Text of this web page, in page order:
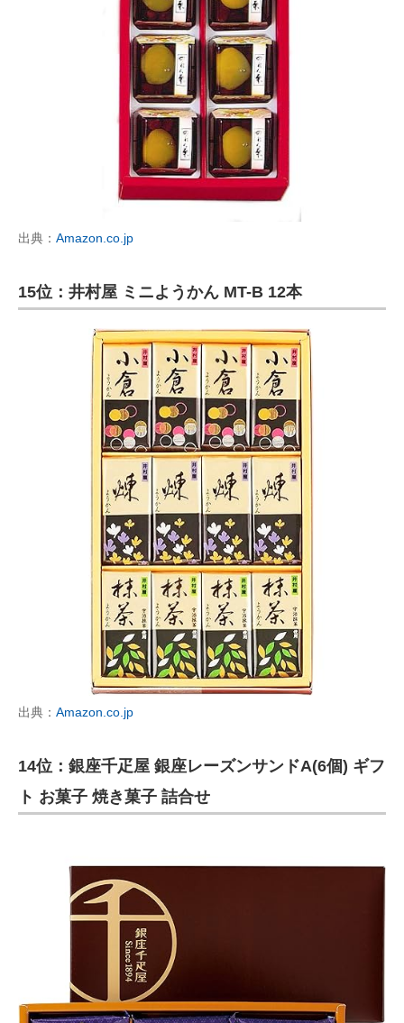
出典： Amazon.co.jp
15位：井村屋 ミニようかん MT-B 12本
出典： Amazon.co.jp
14位：銀座千疋屋 銀座レーズンサンドA(6個) ギフ
ト お菓子 焼き菓子 詰合せ